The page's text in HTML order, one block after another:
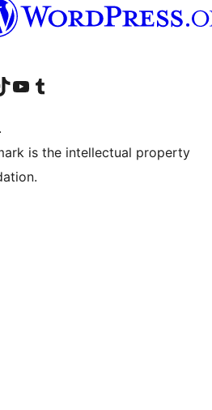
Instagram
compte LinkedIn
notre compte TokTok
Visiter notre chaîne YouTube
Visiter notre compte Tumblr
is the intellectual property